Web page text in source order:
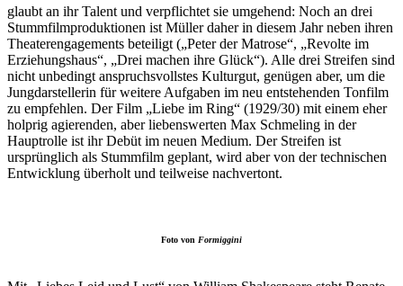
glaubt an ihr Talent und verpflichtet sie umgehend: Noch an drei
Stummfilmproduktionen ist Müller daher in diesem Jahr neben ihren
Theaterengagements beteiligt („Peter der Matrose“, „Revolte im
Erziehungshaus“, „Drei machen ihre Glück“). Alle drei Streifen sind
nicht unbedingt anspruchsvollstes Kulturgut, genügen aber, um die
Jungdarstellerin für weitere Aufgaben im neu entstehenden Tonfilm
zu empfehlen. Der Film „Liebe im Ring“ (1929/30) mit einem eher
holprig agierenden, aber liebenswerten Max Schmeling in der
Hauptrolle ist ihr Debüt im neuen Medium. Der Streifen ist
ursprünglich als Stummfilm geplant, wird aber von der technischen
Entwicklung überholt und teilweise nachvertont.
Foto von Formiggini